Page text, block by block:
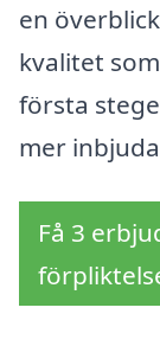
en
kvalitet
första
mer
Få 3